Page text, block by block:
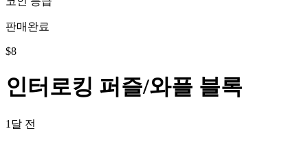
판매완료
$8
인터로킹 퍼즐/와플 블록
1달 전